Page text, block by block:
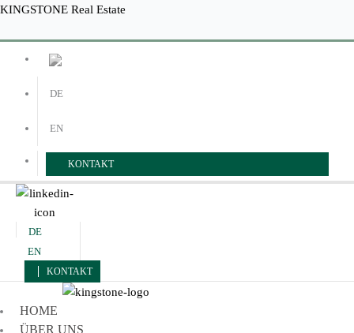
Zum
KINGSTONE Real Estate
Menü
DE
EN
KONTAKT
DE
EN
KONTAKT
Menü
HOME
ÜBER UNS